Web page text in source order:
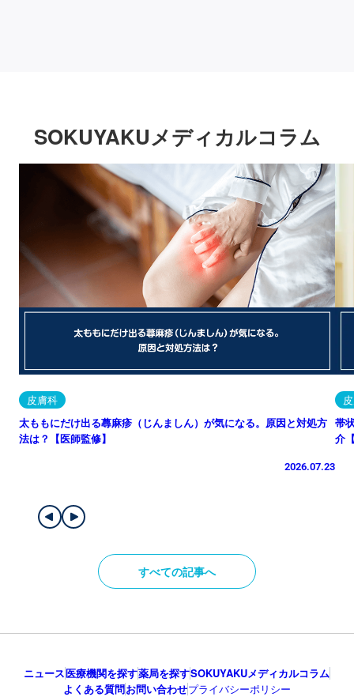
SOKUYAKUメディカルコラム
皮膚科
太ももにだけ出る蕁麻疹（じんましん）が気になる。原因と対処方
法は？【医師監修】
2026.07.23
帯
介
すべての記事へ
ニュース医療機関を探す薬局を探すSOKUYAKUメディカルコラム
よくある質問お問い合わせプライバシーポリシー